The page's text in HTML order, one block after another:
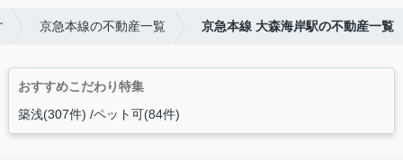
京急本線の不動産一覧 京急本線 大森海岸駅の不動産一覧
おすすめこだわり特集
築浅(307件) ペット可(84件)